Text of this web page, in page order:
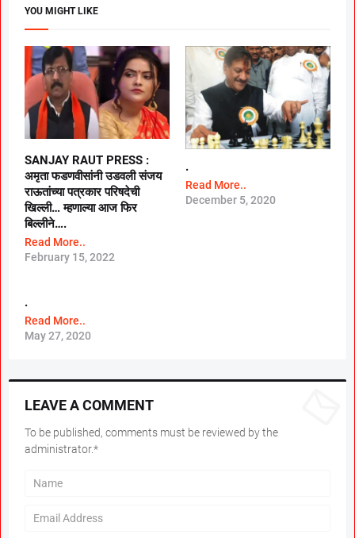
YOU MIGHT LIKE
SANJAY RAUT PRESS :
अमृता फडणवीसांनी उडवली संजय
राऊतांच्या पत्रकार परिषदेची
खिल्ली… म्हणाल्या आज फिर
बिल्लीने….
Read More..
February 15, 2022
.
Read More..
December 5, 2020
.
Read More..
May 27, 2020
LEAVE A COMMENT
To be published, comments must be reviewed by the
administrator.*